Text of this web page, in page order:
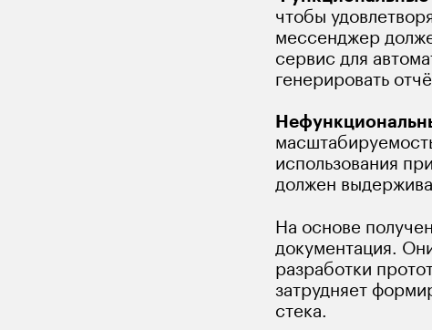
чтобы
мессенджер
сервис для
генерировать
использования
должен
На основе
документация.
разработки
затрудняет
стека.